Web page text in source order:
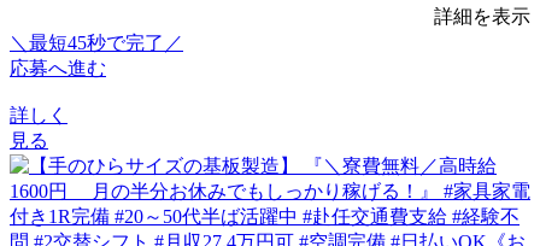
詳細を表示
＼最短45秒で完了／
応募へ進む
詳しく
見る